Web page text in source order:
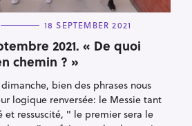
18 SEPTEMBER 2021
2021. « De quoi
chemin ? »
bien des phrases nous
logique renversée: le Messie tant
et ressuscité, " le premier sera le